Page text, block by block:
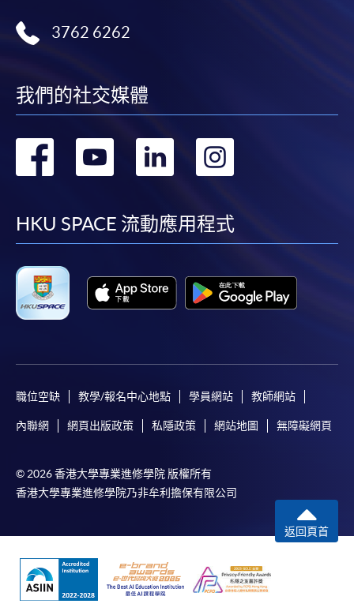
3762 6262
我們的社交媒體
轉
facebook
轉
youtube
轉
linkedin
轉
HKU SPACE 流動應用程式
職位空缺 教學/報名中心地點 學員網站 教師網站
內聯網 網頁出版政策 私隱政策 網站地圖 無障礙網頁
© 2026 香港大學專業進修學院 版權所有
香港大學專業進修學院乃非牟利擔保有限公司
返回頁首